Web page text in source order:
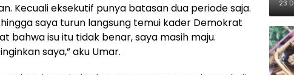
Kecuali eksekutif punya batasan dua periode saja.
saya turun langsung temui kader Demokrat
bahwa isu itu tidak benar, saya masih maju.
saya,” aku Umar.
23